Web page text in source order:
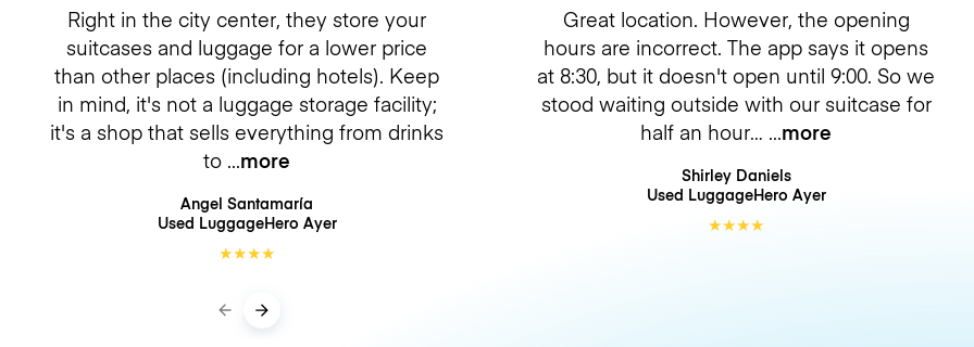
Right in the city center, they store your
suitcases and luggage for a lower price
than other places (including hotels). Keep
in mind, it's not a luggage storage facility;
it's a shop that sells everything from drinks
to
more
Angel Santamaría
Used LuggageHero Ayer
★★★★
Great location. However, the opening
hours are incorrect. The app says it opens
at 8:30, but it doesn't open until 9:00. So we
stood waiting outside with our suitcase for
half an hour…
more
Shirley Daniels
Used LuggageHero Ayer
★★★★